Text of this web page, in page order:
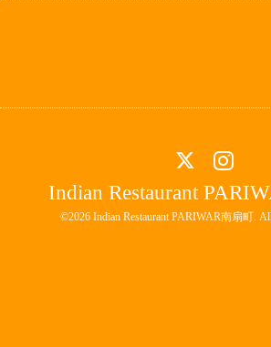
Indian Restaurant
©2026 Indian Restaurant PARIWAR南扇町.